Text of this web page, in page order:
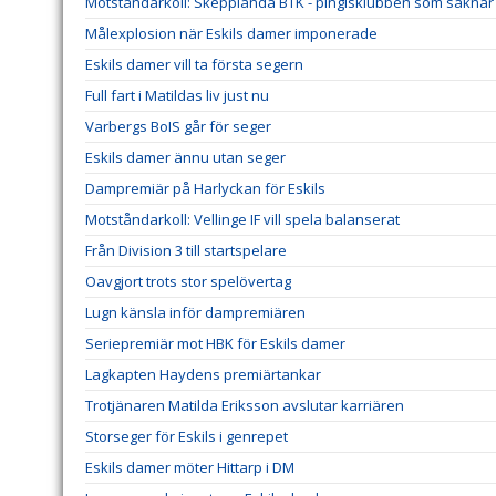
Målexplosion när Eskils damer imponerade
Eskils damer vill ta första segern
Full fart i Matildas liv just nu
Varbergs BoIS går för seger
Eskils damer ännu utan seger
Dampremiär på Harlyckan för Eskils
Motståndarkoll: Vellinge IF vill spela balanserat
Från Division 3 till startspelare
Oavgjort trots stor spelövertag
Lugn känsla inför dampremiären
Seriepremiär mot HBK för Eskils damer
Lagkapten Haydens premiärtankar
Trotjänaren Matilda Eriksson avslutar karriären
Storseger för Eskils i genrepet
Eskils damer möter Hittarp i DM